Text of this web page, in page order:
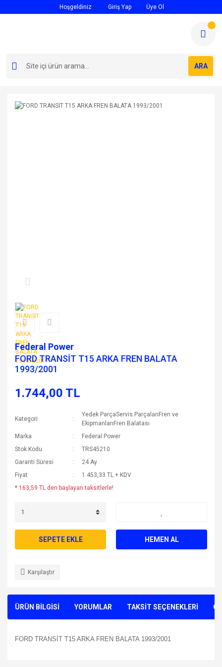
Hoşgeldiniz Giriş Yap Üye Ol
ARA
Federal Power
FORD TRANSİT T15 ARKA FREN BALATA
1993/2001
1.744,00 TL
Kategori
Yedek ParçaServis ParçalarıFren ve
EkipmanlarıFren Balatası
Marka
Federal Power
Stok Kodu
TRS45210
Garanti Süresi
24 Ay
Fiyat
1.453,33 TL + KDV
* 163,59 TL den başlayan taksitlerle!
SEPETE EKLE HEMEN AL
Karşılaştır
ÜRÜN BİLGİSİ YORUMLAR TAKSİT SEÇENEKLERİ
FORD TRANSİT T15 ARKA FREN BALATA 1993/2001